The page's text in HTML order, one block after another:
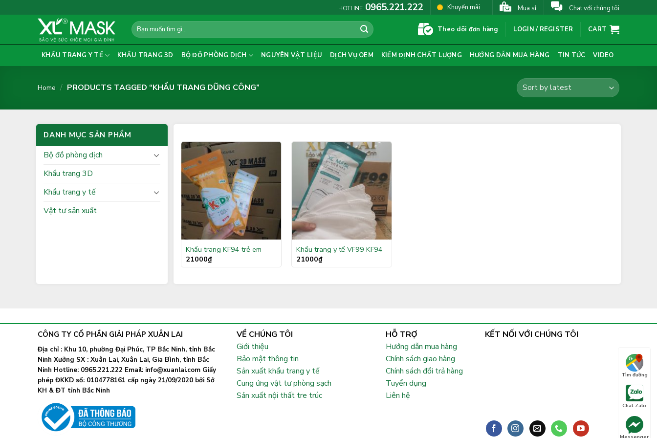
to
HOTLINE 0965.221.222 Khuyến mãi Mua sỉ Chat với chúng tôi
Search
for:
Theo dõi đơn hàng LOGIN / REGISTER CART
KHẨU TRANG Y TẾ KHẨU TRANG 3D BỘ ĐỒ PHÒNG DỊCH NGUYÊN VẬT LIỆU DỊCH VỤ OEM KIỂM ĐỊNH CHẤT LƯỢNG HƯỚNG DẪN MUA HÀNG TIN TỨC VIDEO
Home / PRODUCTS TAGGED “KHẨU TRANG DŨNG CÔNG”
DANH MỤC SẢN PHẨM
Bộ đồ phòng dịch
Khẩu trang 3D
Khẩu trang y tế
Vật tư sản xuất
Khẩu trang KF94 trẻ em
21000₫
Khẩu trang y tế VF99 KF94
21000₫
CÔNG TY CỔ PHẦN GIẢI PHÁP XUÂN LAI
Địa chỉ : Khu 10, phường Đại Phúc, TP Bắc Ninh, tỉnh Bắc
Ninh Xưởng SX : Xuân Lai, Xuân Lai, Gia Bình, tỉnh Bắc
Ninh Hotline: 0965.221.222 Email: info@xuanlai.com Giấy
phép ĐKKD số: 0104778161 cấp ngày 21/09/2020 bởi Sở
KH & ĐT tỉnh Bắc Ninh
VỀ CHÚNG TÔI
Giới thiệu
Bảo mật thông tin
Sản xuất khẩu trang y tế
Cung ứng vật tư phòng sạch
Sản xuất nội thất tre trúc
HỖ TRỢ
Hướng dẫn mua hàng
Chính sách giao hàng
Chính sách đổi trả hàng
Tuyển dụng
Liên hệ
KẾT NỐI VỚI CHÚNG TÔI
Tìm đường
Chat Zalo